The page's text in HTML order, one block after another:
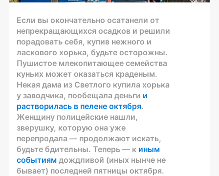
Если вы окончательно осатанели от
непрекращающихся осадков и решили
порадовать себя, купив нежного и
ласкового хорька, будьте осторожны.
Пушистое млекопитающее семейства
куньих может оказаться краденым.
Некая дама из Светлого купила хорька
у заводчика, пообещала деньги и
растворилась в пелене октября.
Женщину полицейские нашли,
зверушку, которую она уже
перепродала — продолжают искать,
будьте бдительны. Теперь — к иным
событиям дождливой (иных нынче не
бывает) последней пятницы октября.